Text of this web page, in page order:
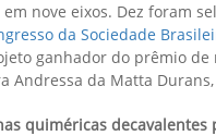
nove eixos. Dez foram
da Sociedade
ganhador do prêmio
Andressa da Matta
quiméricas decavalentes